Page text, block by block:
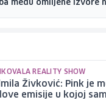
među omiljene izvore
REALITY SHOW
Živković: Pink je
emisije u kojoj